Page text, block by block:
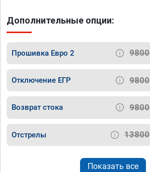
Дополнительные опции:
Прошивка Евро 2 9800
Отключение ЕГР 9800
Возврат стока 9800
Отстрелы 13800
Показать все